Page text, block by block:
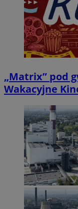
„Matrix” pod
Wakacyjne